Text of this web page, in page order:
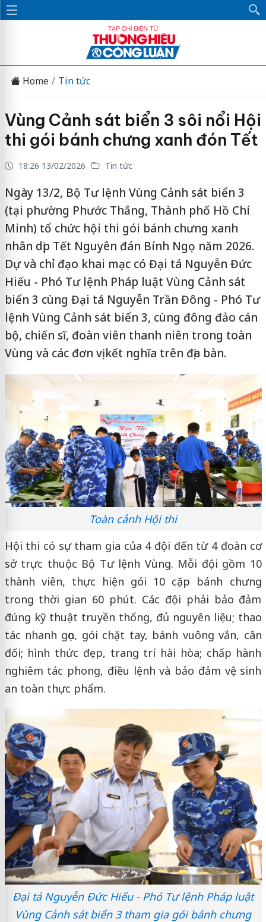
Home Tin tức
Vùng Cảnh sát biển 3 sôi nổi Hội
thi gói bánh chưng xanh đón Tết
18:26 13/02/2026 Tin tức
Ngày 13/2, Bộ Tư lệnh Vùng Cảnh sát biển 3
(tại phường Phước Thắng, Thành phố Hồ Chí
Minh) tổ chức hội thi gói bánh chưng xanh
nhân dịp Tết Nguyên đán Bính Ngọ năm 2026.
Dự và chỉ đạo khai mạc có Đại tá Nguyễn Đức
Hiếu - Phó Tư lệnh Pháp luật Vùng Cảnh sát
biển 3 cùng Đại tá Nguyễn Trần Đông - Phó Tư
lệnh Vùng Cảnh sát biển 3, cùng đông đảo cán
bộ, chiến sĩ, đoàn viên thanh niên trong toàn
Vùng và các đơn vị kết nghĩa trên địa bàn.
Toàn cảnh Hội thi
Hội thi có sự tham gia của 4 đội đến từ 4 đoàn cơ
sở trực thuộc Bộ Tư lệnh Vùng. Mỗi đội gồm 10
thành viên, thực hiện gói 10 cặp bánh chưng
trong thời gian 60 phút. Các đội phải bảo đảm
đúng kỹ thuật truyền thống, đủ nguyên liệu; thao
tác nhanh gọn, gói chặt tay, bánh vuông vắn, cân
đối; hình thức đẹp, trang trí hài hòa; chấp hành
nghiêm tác phong, điều lệnh và bảo đảm vệ sinh
an toàn thực phẩm.
Đại tá Nguyễn Đức Hiếu - Phó Tư lệnh Pháp luật
Vùng Cảnh sát biển 3 tham gia gói bánh chưng